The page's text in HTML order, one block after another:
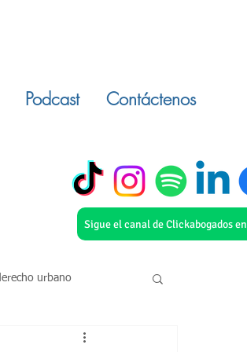
Podcast Contáctenos
Sigue el canal de Clickabogados en
urbano
inmuebles